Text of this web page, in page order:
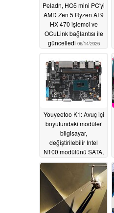
Peladn, HO5 mini PC'yi
AMD Zen 5 Ryzen AI 9
HX 470 işlemci ve
OCuLink bağlantısı ile
güncelledi 06/14/2026
Youyeetoo K1: Avuç içi
boyutundaki modüler
bilgisayar,
değiştirilebilir Intel
N100 modülünü SATA,
eDP ve 27 GPIO
piniyle birleştiriyor;
fiyatı 210 dolardan
başlıyor 06/12/2026